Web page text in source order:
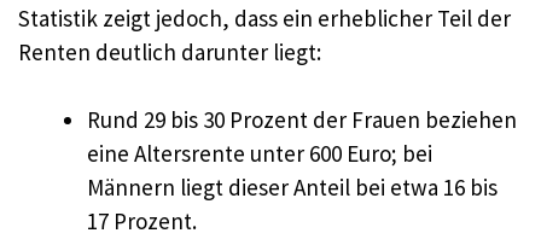
Statistik zeigt jedoch, dass ein erheblicher Teil der
Renten deutlich darunter liegt:
Rund 29 bis 30 Prozent der Frauen beziehen
eine Altersrente unter 600 Euro; bei
Männern liegt dieser Anteil bei etwa 16 bis
17 Prozent.